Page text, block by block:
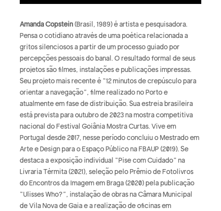
Amanda Copstein(Brasil, 1989) é artista e pesquisadora.
Pensa o cotidiano através de uma poética relacionada a
gritos silenciosos a partir de um processo guiado por
percepções pessoais do banal. O resultado formal de seus
projetos são filmes, instalações e publicações impressas.
Seu projeto mais recente é “12 minutos de crepúsculo para
orientar a navegação”, filme realizado no Porto e
atualmente em fase de distribuição. Sua estreia brasileira
está prevista para outubro de 2023 na mostra competitiva
nacional do Festival Goiânia Mostra Curtas. Vive em
Portugal desde 2017, nesse período concluiu o Mestrado em
Arte e Design para o Espaço Público na FBAUP (2019). Se
destaca a exposição individual “Pise com Cuidado” na
Livraria Térmita (2021), seleção pelo Prêmio de Fotolivros
do Encontros da Imagem em Braga (2020) pela publicação
“Ulisses Who?”, instalação de obras na Câmara Municipal
de Vila Nova de Gaia e a realização de oficinas em